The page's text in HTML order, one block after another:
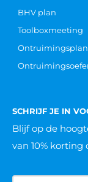
BHV plan
Toolboxmeeting
Ontruimingsplan
SCHRIJF JE IN
Blijf op de
van 10% korting